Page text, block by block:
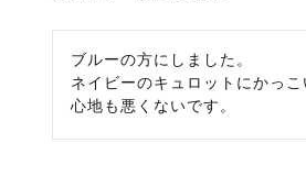
ブルーの方にしました。
ネイビーのキュロットにかっこ
心地も悪くないです。